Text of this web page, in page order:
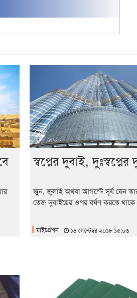
স্বপ্নের দুবাই, দুঃস্বপ্নের
জুন, জুলাই অথবা আগস্টে সূর্য যেন
তেজ দুবাইয়ের ওপর বর্ষণ করতে
মাইগ্রেশন ১৪ সেপ্টেম্বর ২০১৮ ১৫:০৩